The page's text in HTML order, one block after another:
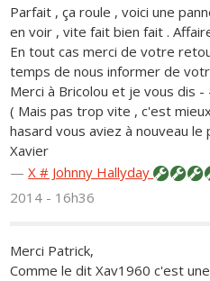
Parfait , ça roule , voici une
en voir , vite fait bien fait .
En tout cas merci de votre
temps de nous informer de
Merci à Bricolou et je vous dis -
( Mais pas trop vite , c'est
hasard vous aviez à nouveau
Xavier
—X # Johnny Hallyday
2014 - 16h36
Merci Patrick,
Comme le dit Xav1960 c'est